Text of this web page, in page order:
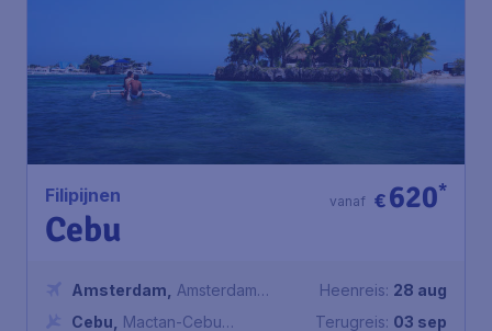
Filipijnen
Cebu
€620*
vanaf
Amsterdam
Amsterdam
Airport Schiphol
Cebu
Mactan-Cebu
Heenreis: 28 aug
Terugreis: 03 sep